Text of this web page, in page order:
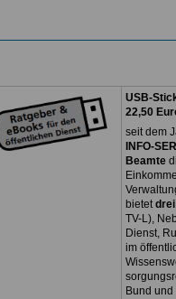
USB-
22,50
seit dem
INFO-
Beamte
bietet
TV-L),
Dienst,
im
Bund